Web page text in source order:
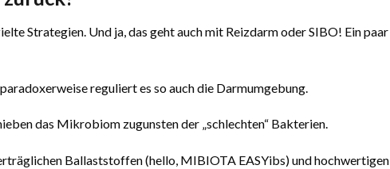
Strategien. Und ja, das geht auch mit Reizdarm oder SIBO! Ein paar
reguliert es so auch die Darmumgebung.
das Mikrobiom zugunsten der „schlechten“ Bakterien.
Ballaststoffen (hello, MIBIOTA EASYibs) und hochwertigen